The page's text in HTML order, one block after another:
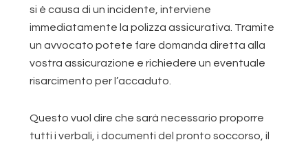
si è causa di un incidente, interviene
immediatamente la polizza assicurativa. Tramite
un avvocato potete fare domanda diretta alla
vostra assicurazione e richiedere un eventuale
risarcimento per l’accaduto.
Questo vuol dire che sarà necessario proporre
tutti i verbali, i documenti del pronto soccorso, il